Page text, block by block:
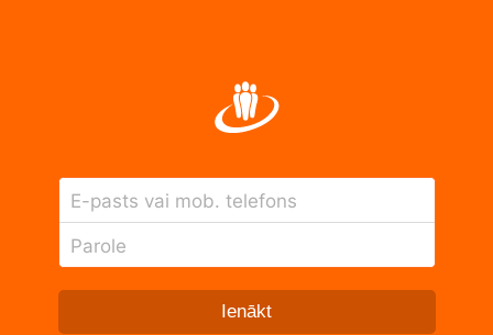
E-pasts vai mob. telefons
Parole
Ienākt